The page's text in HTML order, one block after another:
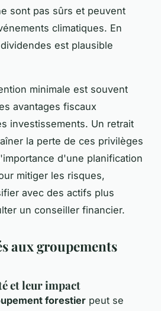
sont pas sûrs et peuvent
climatiques. En
est plausible
minimale est souvent
avantages fiscaux
investissements. Un retrait
la perte de ces privilèges
d'une planification
mitiger les risques,
avec des actifs plus
un conseiller financier.
aux groupements
et leur impact
forestier peut se